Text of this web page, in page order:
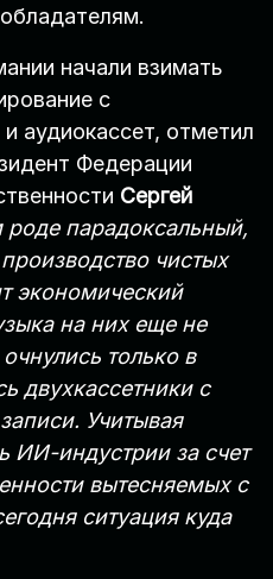
начали взимать
с
аудиокассет, отметил
Федерации
Сергей
роде парадоксальный,
чистых
экономический
на них еще не
только в
двухкассетники с
Учитывая
ИИ-индустрии за счет
вытесняемых с
ситуация куда